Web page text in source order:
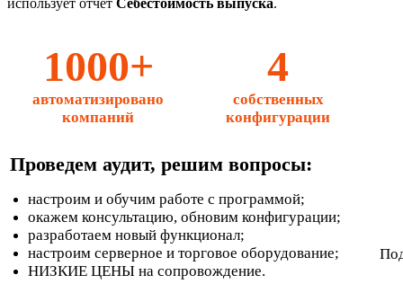
использует отчет Себестоимость выпуска.
1000+
автоматизировано
компаний
4
собственных
конфигурации
Проведем аудит, решим вопросы:
настроим и обучим работе с программой;
окажем консультацию, обновим конфигурации;
разработаем новый функционал;
настроим серверное и торговое оборудование;
НИЗКИЕ ЦЕНЫ на сопровождение.